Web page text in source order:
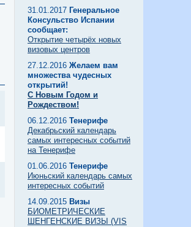
31.01.2017 Генеральное
Консульство Испании
сообщает:
Открытие четырёх новых
визовых центров
27.12.2016 Желаем вам
множества чудесных
открытий!
С Новым Годом и
Рождеством!
06.12.2016 Тенерифе
Декабрьский календарь
самых интересных событий
на Тенерифе
01.06.2016 Тенерифе
Июньский календарь самых
интересных событий
14.09.2015 Визы
БИОМЕТРИЧЕСКИЕ
ШЕНГЕНСКИЕ ВИЗЫ (VIS